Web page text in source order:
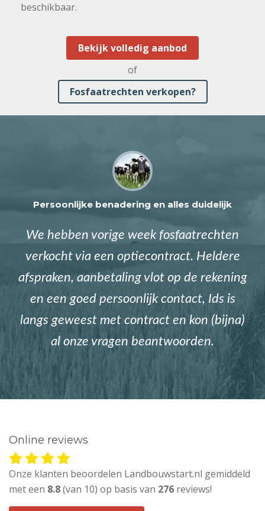
beschikbaar.
Bekijk volledig aanbod
of
Fosfaatrechten verkopen?
Persoonlijke benadering en alles duidelijk
We hebben vorige week fosfaatrechten
verkocht via een optiecontract. Heldere
afspraken, aanbetaling vlot op de rekening
en een goed persoonlijk contact, Ids is
langs geweest met contract en kon (bijna)
al onze vragen beantwoorden.
Online reviews
Onze klanten beoordelen Landbouwstart.nl gemiddeld
met een 8.8(van 10) op basis van 276 reviews!